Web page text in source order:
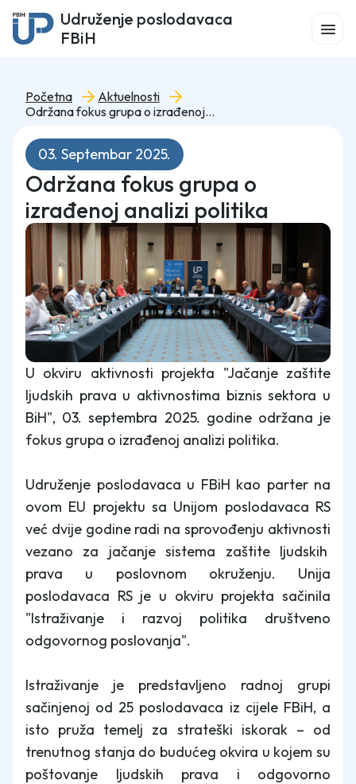
Udruženje poslodavaca
FBiH
Početna
Aktuelnosti
Održana fokus grupa o izrađenoj analizi politika
03. Septembar 2025.
Održana fokus grupa o
izrađenoj analizi politika
U okviru aktivnosti projekta "Jačanje zaštite
ljudskih prava u aktivnostima biznis sektora u
BiH", 03. septembra 2025. godine održana je
fokus grupa o izrađenoj analizi politika.
Udruženje poslodavaca u FBiH kao parter na
ovom EU projektu sa Unijom poslodavaca RS
već dvije godine radi na sprovođenju aktivnosti
vezano za jačanje sistema zaštite ljudskih
prava u poslovnom okruženju. Unija
poslodavaca RS je u okviru projekta sačinila
"Istraživanje i razvoj politika društveno
odgovornog poslovanja".
Istraživanje je predstavljeno radnoj grupi
sačinjenoj od 25 poslodavaca iz cijele FBiH, a
isto pruža temelj za strateški iskorak – od
trenutnog stanja do budućeg okvira u kojem su
poštovanje ljudskih prava i odgovorno